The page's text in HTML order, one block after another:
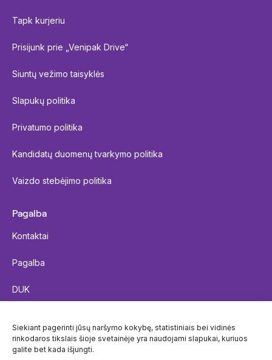
Siekiant pagerinti jūsų naršymo kokybę, statistiniais bei vidinės
rinkodaros tikslais šioje svetainėje yra naudojami slapukai, kuriuos
galite bet kada išjungti.
Tapk kurjeriu
Prisijunk prie „Venipak Drive“
Siuntų vežimo taisyklės
Slapukų politika
Privatumo politika
Kandidatų duomenų tvarkymo politika
Vaizdo stebėjimo politika
Pagalba
Kontaktai
Pagalba
DUK
Siuntos sekimas